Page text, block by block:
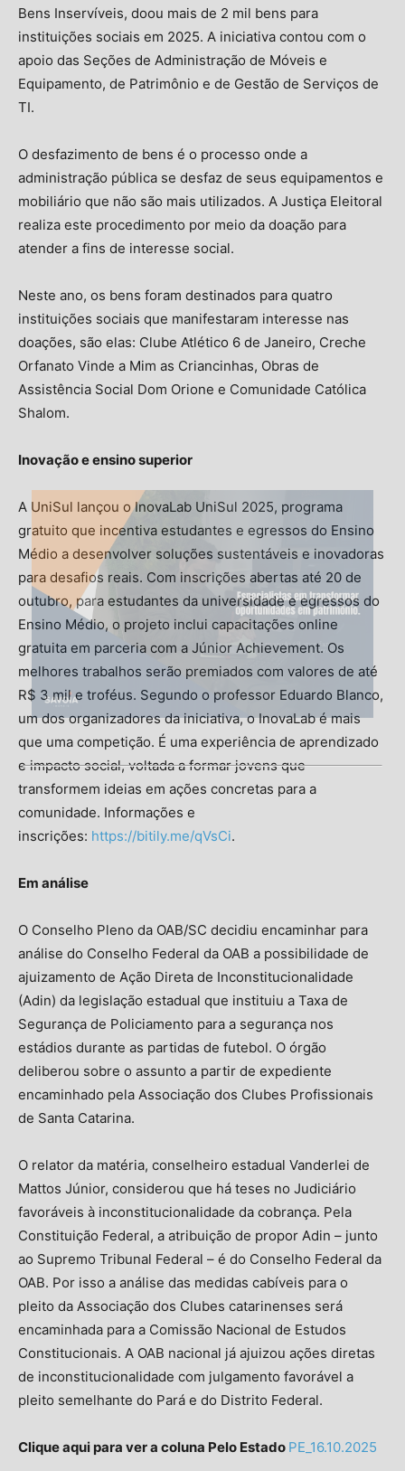
Bens Inservíveis, doou mais de 2 mil bens para
instituições sociais em 2025. A iniciativa contou com o
apoio das Seções de Administração de Móveis e
Equipamento, de Patrimônio e de Gestão de Serviços de
TI.
O desfazimento de bens é o processo onde a
administração pública se desfaz de seus equipamentos e
mobiliário que não são mais utilizados. A Justiça Eleitoral
realiza este procedimento por meio da doação para
atender a fins de interesse social.
Neste ano, os bens foram destinados para quatro
instituições sociais que manifestaram interesse nas
doações, são elas: Clube Atlético 6 de Janeiro, Creche
Orfanato Vinde a Mim as Criancinhas, Obras de
Assistência Social Dom Orione e Comunidade Católica
Shalom.
Inovação e ensino superior
A UniSul lançou o InovaLab UniSul 2025, programa
gratuito que incentiva estudantes e egressos do Ensino
Médio a desenvolver soluções sustentáveis e inovadoras
para desafios reais. Com inscrições abertas até 20 de
outubro, para estudantes da universidade e egressos do
Ensino Médio, o projeto inclui capacitações online
gratuita em parceria com a Júnior Achievement. Os
melhores trabalhos serão premiados com valores de até
R$ 3 mil e troféus. Segundo o professor Eduardo Blanco,
um dos organizadores da iniciativa, o InovaLab é mais
que uma competição. É uma experiência de aprendizado
e impacto social, voltada a formar jovens que
transformem ideias em ações concretas para a
comunidade. Informações e
inscrições: https://bitily.me/qVsCi.
Em análise
O Conselho Pleno da OAB/SC decidiu encaminhar para
análise do Conselho Federal da OAB a possibilidade de
ajuizamento de Ação Direta de Inconstitucionalidade
(Adin) da legislação estadual que instituiu a Taxa de
Segurança de Policiamento para a segurança nos
estádios durante as partidas de futebol. O órgão
deliberou sobre o assunto a partir de expediente
encaminhado pela Associação dos Clubes Profissionais
de Santa Catarina.
O relator da matéria, conselheiro estadual Vanderlei de
Mattos Júnior, considerou que há teses no Judiciário
favoráveis à inconstitucionalidade da cobrança. Pela
Constituição Federal, a atribuição de propor Adin – junto
ao Supremo Tribunal Federal – é do Conselho Federal da
OAB. Por isso a análise das medidas cabíveis para o
pleito da Associação dos Clubes catarinenses será
encaminhada para a Comissão Nacional de Estudos
Constitucionais. A OAB nacional já ajuizou ações diretas
de inconstitucionalidade com julgamento favorável a
pleito semelhante do Pará e do Distrito Federal.
Clique aqui para ver a coluna Pelo Estado PE_16.10.2025
Isso vai fechar em14segundos